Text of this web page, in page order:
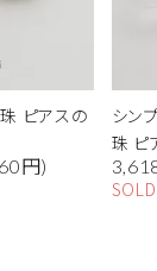
ピアスの
円)
シン
珠 ピ